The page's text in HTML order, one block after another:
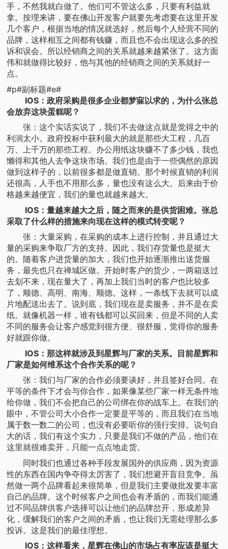
手，不然我就白做了。他们可不管这么多，只要有利益就
拿。按理来讲，要在佛山开发客户就要先考虑要在这里开发
几个客户，根据当地的情况就选好，然后每个人经营不同的
品牌，这样相互之间都有钱赚，而且也不会出现这么多的投
诉和误会。所以经销商之间的关系就越来越紧张了。这方面
伟和就做得比较好，他与其他的经销商之间的关系就好一
点。
#p#副标题#e#
IOS：政府采购是很多企业都梦寐以求的，为什么张总
会放弃这块蛋糕呢？
张：这个实话实说了，我们不去做这点就是觉得之中的
利润太小。政府投标中获利最大的就是那些大工程，几百
万、上千万的那些工程。办公用纸这块赚不了多少钱，我也
懒得和其他人去争这块市场。我们也是由于一些偶然的原因
做到这样子的，以前很多都是做直销。那个时候直销的利润
还很高，人手也不用那么多，量也没有这么大。后来由于价
格越来越便宜，我们的量也就越来越大。
IOS：量越来越大之后，随之而来的是供货困难。张总
采取了什么样的措施来向现在这样的模式转变呢？
张：大量采购，在采购的成本上进行控制，并且通过大
量的采购来争取厂方的支持。因此，我们存货量也是挺大
的。随着客户进货量的加大，我们也开始逐渐推出送货服
务，最先也只在禅城区做。开始时客户的货少，一两箱送过
去划不来，现在量大了，再加上我们当时的客户也比较多
了，顺德、高明、南海、顺德。这样，一条线下去就可以成
片地配送出去了。说到底，我们现在是卖服务，并不是在卖
纸。就像机器一样，谁有钱都可以买回来，但是不同的人卖
不同的服务会让客户感觉到很方便、很舒服，觉得你的服务
好就跟你做。
IOS：那这样就涉及到星辉与厂家的关系。目前星辉和
厂家是如何维系这个合作关系的呢？
张：我们与厂家的合作必须要谈好，并且签好合同。在
平等的条件下才会与你合作，如果像某些厂家一样无条件地
给你做，我们不会把自己的公司绑在你的战车上。在我们的
眼中，不管公司大小合作一定要是平等的，而且我们在当地
属于数一数二的公司，也没有必要听你的强行安排。说句自
大的话，我们有这个实力，只要是我们不做的产品，他们在
这里就很难卖开，只能一点点地走货。
同时我们也通过各种手段发展国外的供应商，因为资源
性的东西在国内争夺得太厉害了，我们想避开盲目竞争。虽
然做一两个品牌看起来很简单，但是我们主要做批发要丰富
自己的品牌。这个时候客户之间也会有矛盾的，而我们能通
过不同品牌供客户选择可以让他们的品牌岔开，形成差异
化，缓解我们的客户之间的矛盾，也让我们无需处理那么多
投诉。这是我们的最佳理想。
IOS：这样看来，星辉在佛山的市场占有率应该是挺大